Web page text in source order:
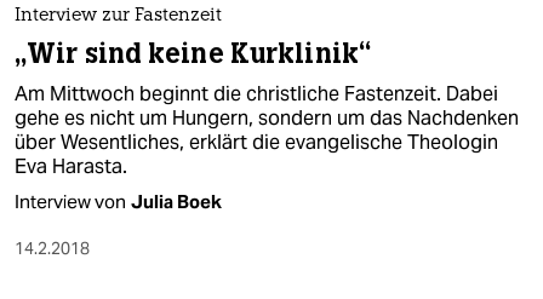
Interview zur Fastenzeit
„Wir sind keine Kurklinik“
Am Mittwoch beginnt die christliche Fastenzeit. Dabei
gehe es nicht um Hungern, sondern um das Nachdenken
über Wesentliches, erklärt die evangelische Theologin
Eva Harasta.
Interview von Julia Boek
14.2.2018